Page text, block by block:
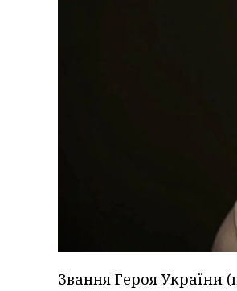
Звання Героя України